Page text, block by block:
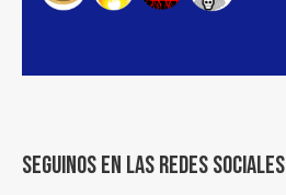
Seguinos en las redes sociales